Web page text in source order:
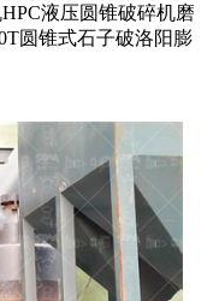
液压圆锥破碎机磨
圆锥式石子破洛阳膨